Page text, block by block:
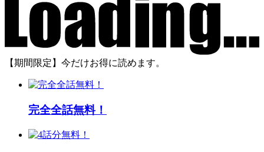
【期間限定】今だけお得に読めます。
完全全話無料！